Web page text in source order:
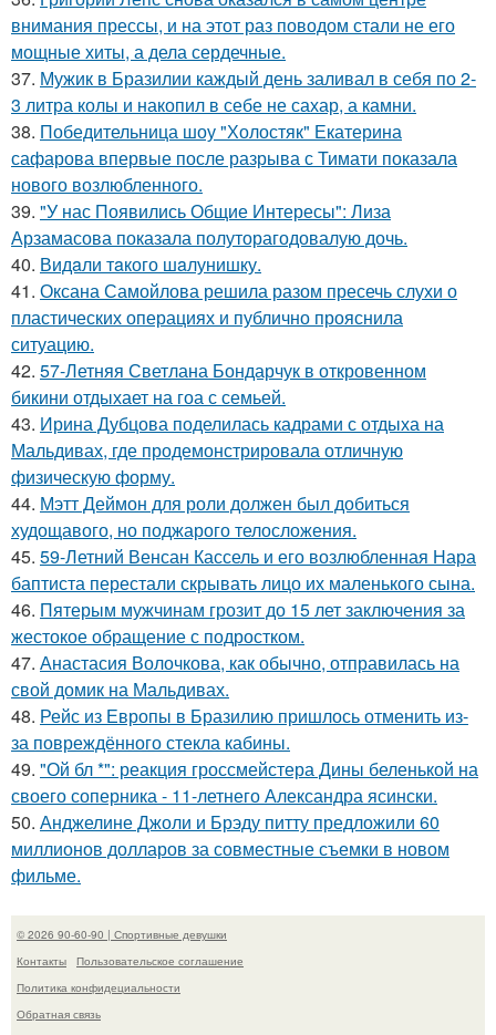
внимания прессы, и на этот раз поводом стали не его
мощные хиты, а дела сердечные.
37. Мужик в Бразилии каждый день заливал в себя по 2-
3 литра колы и накопил в себе не сахар, а камни.
38. Победительница шоу "Холостяк" Екатерина
сафарова впервые после разрыва с Тимати показала
нового возлюбленного.
39. "У нас Появились Общие Интересы": Лиза
Арзамасова показала полуторагодовалую дочь.
40. Видaли тaкого шaлунишку.
41. Оксана Самойлова решила разом пресечь слухи о
пластических операциях и публично прояснила
ситуацию.
42. 57-Летняя Светлана Бондарчук в откровенном
бикини отдыхает на гоа с семьей.
43. Ирина Дубцова поделилась кадрами с отдыха на
Мальдивах, где продемонстрировала отличную
физическую форму.
44. Мэтт Деймон для роли должен был добиться
худощавого, но поджарого телосложения.
45. 59-Летний Венсан Кассель и его возлюбленная Нара
баптиста перестали скрывать лицо их маленького сына.
46. Пятерым мужчинам грозит до 15 лет заключения за
жестокое обращение с подростком.
47. Анастасия Волочкова, как обычно, отправилась на
свой домик на Мальдивах.
48. Рейс из Европы в Бразилию пришлось отменить из-
за повреждённого стекла кабины.
49. "Ой бл *": реакция гроссмейстера Дины беленькой на
своего соперника - 11-летнего Александра ясински.
50. Анджелине Джоли и Брэду питту предложили 60
миллионов долларов за совместные съемки в новом
фильме.
© 2026 90-60-90 | Спортивные девушки
Контакты
Пользовательское соглашение
Политика конфидециальности
Обратная связь